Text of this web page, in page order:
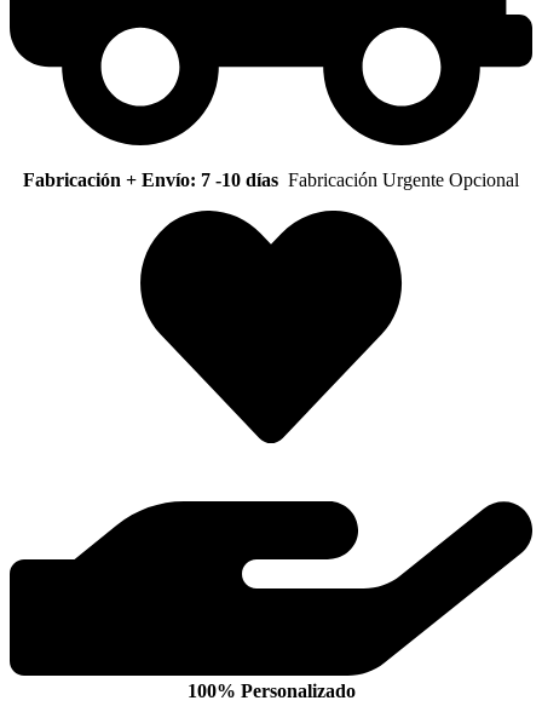
Fabricación + Envío: 7 -10 días Fabricación Urgente Opcional
100% Personalizado